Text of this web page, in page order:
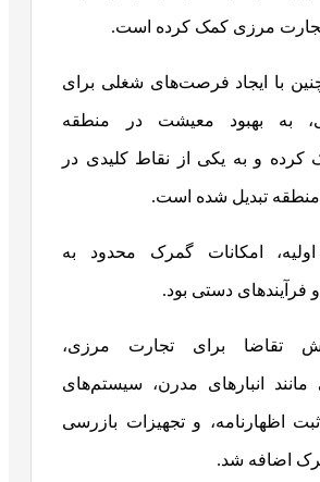
مرزی کمک کرده است.
با ایجاد فرصت‌های شغلی برای
به بهبود معیشت در منطقه
کرده و به یکی از نقاط کلیدی در
منطقه تبدیل شده است.
امکانات گمرک محدود به
و فرآیندهای دستی بود.
تقاضا برای تجارت مرزی،
انبارهای مدرن، سیستم‌های
اظهارنامه، و تجهیزات بازرسی
اضافه شد.